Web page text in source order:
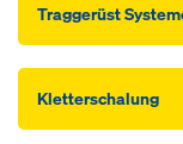
Traggerüst
Kletterschalung